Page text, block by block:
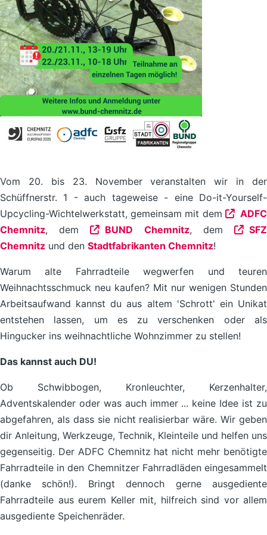
Vom 20. bis 23. November veranstalten wir in der
Schüffnerstr. 1 - auch tageweise - eine Do-it-Yourself-
Upcycling-Wichtelwerkstatt, gemeinsam mit dem
ADFC
Chemnitz, dem BUND Chemnitz, dem
SFZ
Chemnitz und den Stadtfabrikanten Chemnitz!
Warum alte Fahrradteile wegwerfen und teuren
Weihnachtsschmuck neu kaufen? Mit nur wenigen Stunden
Arbeitsaufwand kannst du aus altem 'Schrott' ein Unikat
entstehen lassen, um es zu verschenken oder als
Hingucker ins weihnachtliche Wohnzimmer zu stellen!
Das kannst auch DU!
Ob Schwibbogen, Kronleuchter, Kerzenhalter,
Adventskalender oder was auch immer ... keine Idee ist zu
abgefahren, als dass sie nicht realisierbar wäre. Wir geben
dir Anleitung, Werkzeuge, Technik, Kleinteile und helfen uns
gegenseitig. Der ADFC Chemnitz hat nicht mehr benötigte
Fahrradteile in den Chemnitzer Fahrradläden eingesammelt
(danke schön!). Bringt dennoch gerne ausgediente
Fahrradteile aus eurem Keller mit, hilfreich sind vor allem
ausgediente Speichenräder.